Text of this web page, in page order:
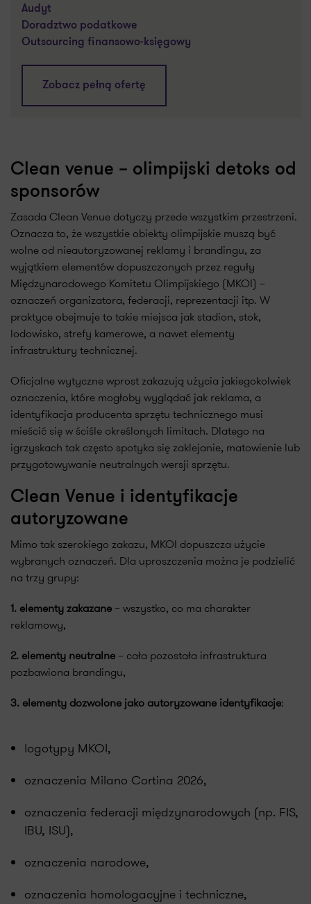
Audyt
Doradztwo podatkowe
Outsourcing finansowo-księgowy
Zobacz pełną ofertę
Clean venue – olimpijski detoks od
sponsorów
Zasada Clean Venue dotyczy przede wszystkim przestrzeni.
Oznacza to, że wszystkie obiekty olimpijskie muszą być
wolne od nieautoryzowanej reklamy i brandingu, za
wyjątkiem elementów dopuszczonych przez reguły
Międzynarodowego Komitetu Olimpijskiego (MKOI) –
oznaczeń organizatora, federacji, reprezentacji itp. W
praktyce obejmuje to takie miejsca jak stadion, stok,
lodowisko, strefy kamerowe, a nawet elementy
infrastruktury technicznej.
Oficjalne wytyczne wprost zakazują użycia jakiegokolwiek
oznaczenia, które mogłoby wyglądać jak reklama, a
identyfikacja producenta sprzętu technicznego musi
mieścić się w ściśle określonych limitach. Dlatego na
igrzyskach tak często spotyka się zaklejanie, matowienie lub
przygotowywanie neutralnych wersji sprzętu.
Clean Venue i identyfikacje
autoryzowane
Mimo tak szerokiego zakazu, MKOI dopuszcza użycie
wybranych oznaczeń. Dla uproszczenia można je podzielić
na trzy grupy:
1. elementy zakazane – wszystko, co ma charakter
reklamowy,
2. elementy neutralne – cała pozostała infrastruktura
pozbawiona brandingu,
3. elementy dozwolone jako autoryzowane identyfikacje:
logotypy MKOI,
oznaczenia Milano Cortina 2026,
oznaczenia federacji międzynarodowych (np. FIS,
IBU, ISU),
oznaczenia narodowe,
oznaczenia homologacyjne i techniczne,